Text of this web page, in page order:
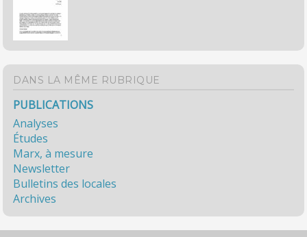
DANS LA MÊME RUBRIQUE
PUBLICATIONS
Analyses
Études
Marx, à mesure
Newsletter
Bulletins des locales
Archives